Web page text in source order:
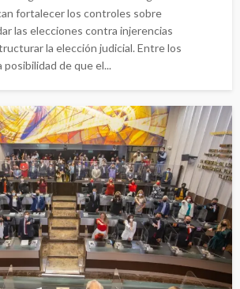
fortalecer los controles sobre
las elecciones contra injerencias
la elección judicial. Entre los
posibilidad de que el...